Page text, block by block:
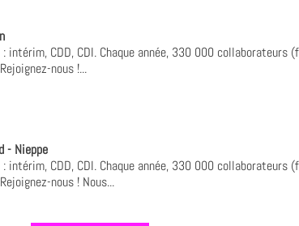
CDD, CDI. Chaque année, 330 000 collaborateurs
nous !...
- Nieppe
CDD, CDI. Chaque année, 330 000 collaborateurs
nous ! Nous...